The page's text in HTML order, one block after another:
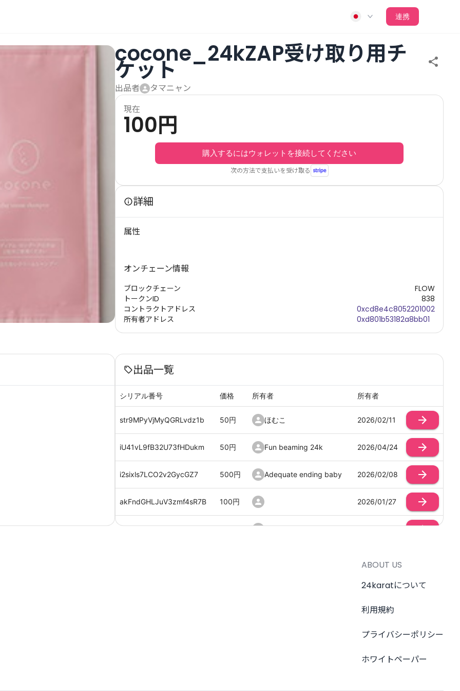
連携
cocone_24kZAP受け取り用チ
ケット
出品者
タマニャン
現在
100円
購入するにはウォレットを接続してください
次の方法で支払いを受け取る
詳細
属性
オンチェーン情報
ブロックチェーン
トークンID
コントラクトアドレス
所有者アドレス
FLOW
838
0xcd8e4c8052201002
0xd801b53182a8bb01
出品一覧
シリアル番号 価格 所有者 所有者
str9MPyVjMyQGRLvdz1b 50円 ほむこ 2026/02/11
iU41vL9fB32U73fHDukm 50円 Fun beaming 24k 2026/04/24
i2sixls7LCO2v2GycGZ7 500円 Adequate ending baby 2026/02/08
akFndGHLJuV3zmf4sR7B 100円 2026/01/27
AS63LuwJVrBfgtQc9LKk 50円 Smooth building coin 2026/03/17
2026/03/24
2026/03/02
ABOUT US
24karatについて
利用規約
プライバシーポリシー
ホワイトペーパー